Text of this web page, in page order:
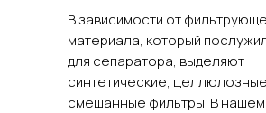
В зависимости от
материала, который
для сепаратора, выделяют
синтетические,
смешанные фильтры. В